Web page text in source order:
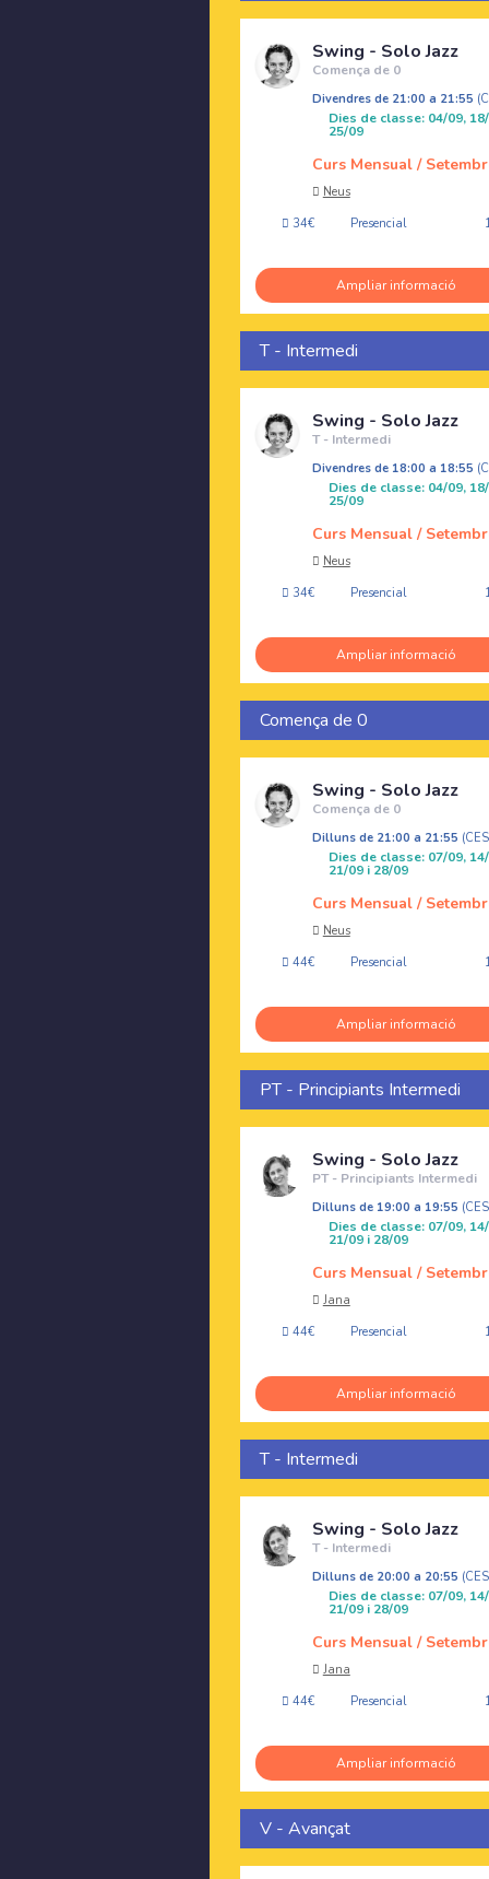
Swing - Solo Jazz
Comença de 0
Divendres de 21:00 a 21:55
Dies de classe: 04/09,
25/09
Curs Mensual /
Neus
34€
Presencial
Ampliar informació
T - Intermedi
Swing - Solo Jazz
T - Intermedi
Divendres de 18:00 a 18:55
Dies de classe: 04/09,
25/09
Curs Mensual /
Neus
34€
Presencial
Ampliar informació
Comença de 0
Swing - Solo Jazz
Comença de 0
Dilluns de 21:00 a 21:55
Dies de classe: 07/09,
21/09 i 28/09
Curs Mensual /
Neus
44€
Presencial
Ampliar informació
PT - Principiants Intermedi
Swing - Solo Jazz
PT - Principiants Intermedi
Dilluns de 19:00 a 19:55
Dies de classe: 07/09,
21/09 i 28/09
Curs Mensual /
Jana
44€
Presencial
Ampliar informació
T - Intermedi
Swing - Solo Jazz
T - Intermedi
Dilluns de 20:00 a 20:55
Dies de classe: 07/09,
21/09 i 28/09
Curs Mensual /
Jana
44€
Presencial
Ampliar informació
V - Avançat